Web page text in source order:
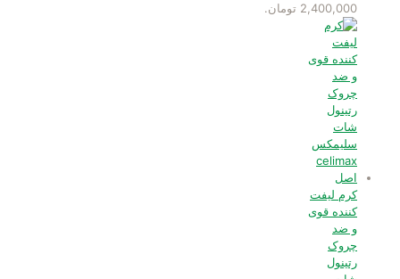
2,400,000 تومان.
کرم لیفت
کننده قوی
و ضد
چروک
رتینول